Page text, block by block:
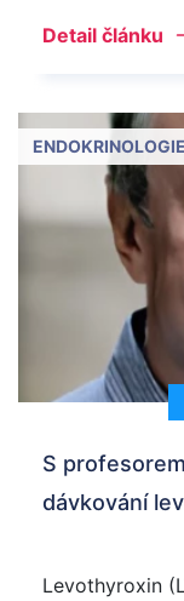
Detail článku
ENDOKRINOLOGIE
S
dávkování
Levothyroxin